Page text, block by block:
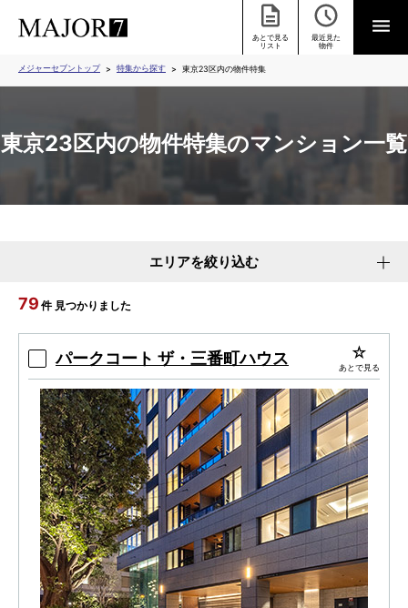
あとで見る
リスト
最近見た
物件
メジャーセブントップ 特集から探す 東京23区内の物件特集
東京23区内の物件特集のマンション一覧
エリアを絞り込む
79 件 見つかりました
パークコート ザ・三番町ハウス あとで見る